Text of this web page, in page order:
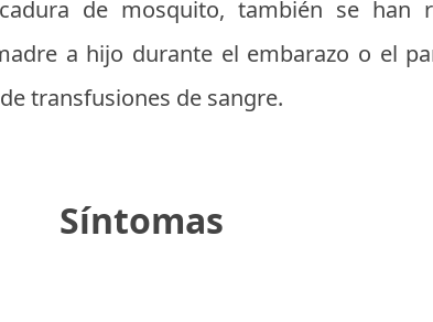
de mosquito, también se han
a hijo durante el embarazo o el
transfusiones de sangre.
Síntomas